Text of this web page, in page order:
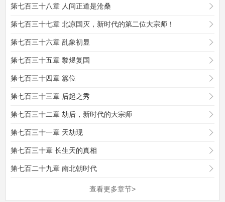
第七百三十八章 人间正道是沧桑
第七百三十七章 北凉国灭，新时代的第二位大宗师！
第七百三十六章 乱象初显
第七百三十五章 黎煜复国
第七百三十四章 篡位
第七百三十三章 后起之秀
第七百三十二章 劫后，新时代的大宗师
第七百三十一章 天劫现
第七百三十章 长生天的真相
第七百二十九章 南北朝时代
查看更多章节>